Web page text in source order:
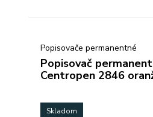
Popisovače permanentné
Popisovač
Centropen 2846
Skladom